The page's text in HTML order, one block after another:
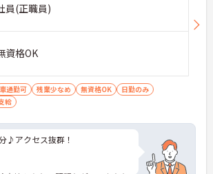
員(正職員)
資格OK
車通勤可 残業少なめ 無資格OK
日勤のみ
給
♪アクセス抜群！